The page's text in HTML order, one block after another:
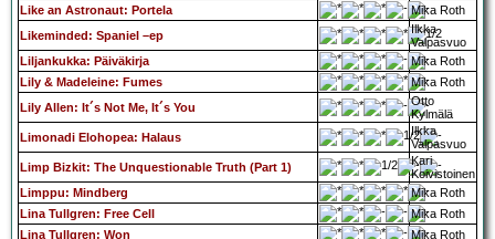
Like an Astronaut: Portela
Mika Roth
Likeminded: Spaniel –ep
Ilkka
Valpasvuo
Liljankukka: Päiväkirja
Mika Roth
Lily & Madeleine: Fumes
Mika Roth
Lily Allen: It´s Not Me, It´s You
Otto
Kylmälä
Limonadi Elohopea: Halaus
Ilkka
Valpasvuo
Limp Bizkit: The Unquestionable Truth (Part 1)
Kari
Koivistoinen
Limppu: Mindberg
Mika Roth
Lina Tullgren: Free Cell
Mika Roth
Lina Tullgren: Won
Mika Roth